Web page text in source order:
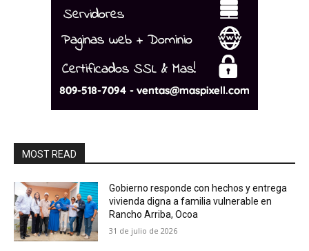
MOST READ
Gobierno responde con hechos y entrega
vivienda digna a familia vulnerable en
Rancho Arriba, Ocoa
31 de julio de 2026